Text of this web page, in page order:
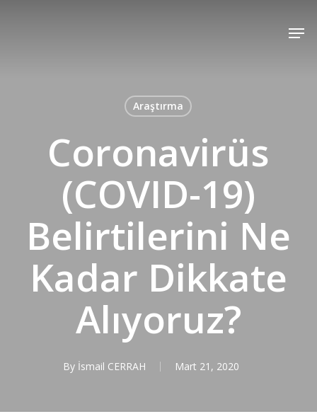
Araştırma
Coronavirüs
(COVID-19)
Belirtilerini Ne
Kadar Dikkate
Alıyoruz?
By İsmail CERRAH Mart 21, 2020